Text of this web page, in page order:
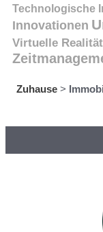
Technologische
Innovationen
Virtuelle Realität
Zuhause>